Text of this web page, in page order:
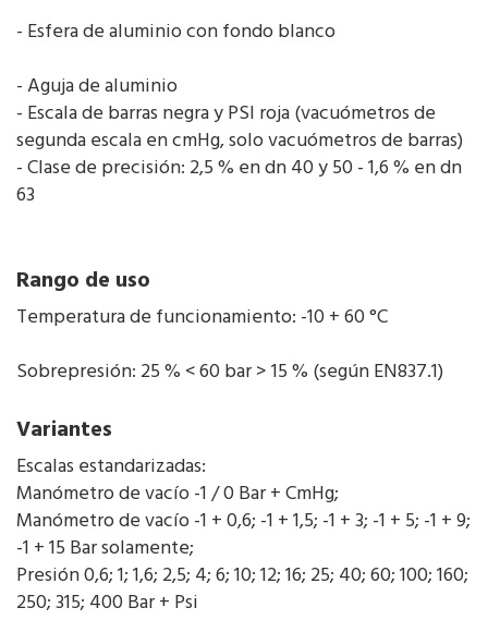
- Esfera de aluminio con fondo blanco
- Aguja de aluminio
- Escala de barras negra y PSI roja (vacuómetros de
segunda escala en cmHg, solo vacuómetros de barras)
- Clase de precisión: 2,5 % en dn 40 y 50 - 1,6 % en dn
63
Rango de uso
Temperatura de funcionamiento: -10 + 60 °C
Sobrepresión: 25 % < 60 bar > 15 % (según EN837.1)
Variantes
Escalas estandarizadas:
Manómetro de vacío -1 / 0 Bar + CmHg;
Manómetro de vacío -1 + 0,6; -1 + 1,5; -1 + 3; -1 + 5; -1 + 9;
-1 + 15 Bar solamente;
Presión 0,6; 1; 1,6; 2,5; 4; 6; 10; 12; 16; 25; 40; 60; 100; 160;
250; 315; 400 Bar + Psi